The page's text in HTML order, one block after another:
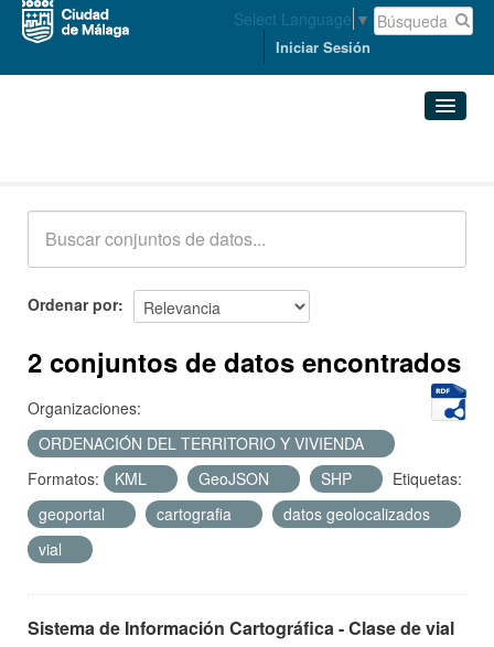
Select Language ▼
Iniciar Sesión
Acerca de
Ordenar por
2 conjuntos de datos encontrados
Organizaciones:
ORDENACIÓN DEL TERRITORIO Y VIVIENDA
Formatos:
KML GeoJSON SHP
Etiquetas:
geoportal
cartografia
datos geolocalizados
vial
Sistema de Información Cartográfica - Clase de vial